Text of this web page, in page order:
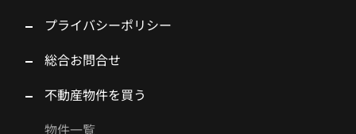
プライバシーポリシー
総合お問合せ
不動産物件を買う
物件一覧